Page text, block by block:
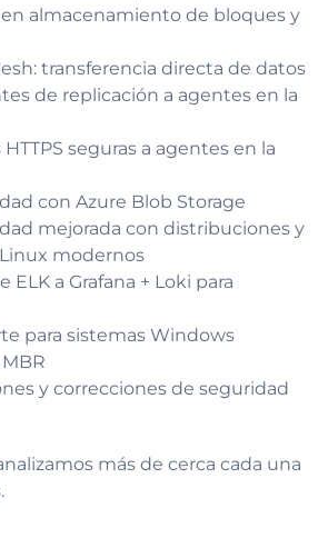
almacenamiento de bloques y
transferencia directa de datos
de replicación a agentes en la
seguras a agentes en la
con Azure Blob Storage
mejorada con distribuciones y
modernos
ELK a Grafana + Loki para
para sistemas Windows
y correcciones de seguridad
más de cerca cada una